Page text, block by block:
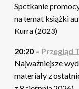
Spotkanie
na temat książki
Kurra (2023)
20:20 – Przegląd
Najważniejsze
materiały z